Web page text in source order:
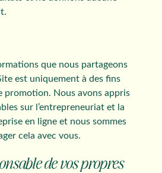
que nous partageons
est uniquement à des fins
promotion. Nous avons appris
sur l’entrepreneuriat et la
en ligne et nous sommes
cela avec vous.
de vos propres